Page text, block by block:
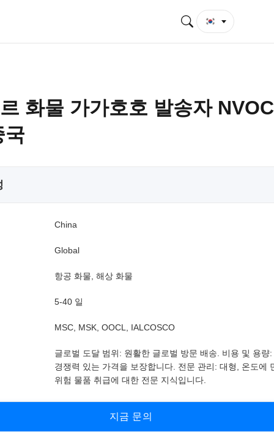
화물 가가호호 발송자
국
China
Global
항공 화물, 해상 화물
5-40 일
MSC, MSK, OOCL, IALCOSCO
글로벌 도달 범위: 원활한 글로벌 방문 배송. 비용 및 용량
경쟁력 있는 가격을 보장합니다. 전문 관리: 대형, 온도에
위험 물품 취급에 대한 전문 지식입니다.
지 금 문의